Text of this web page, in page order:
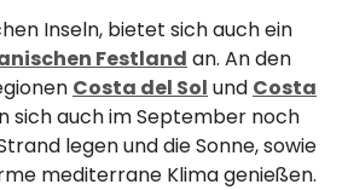
Inseln, bietet sich auch ein
Festland an. An den
Costa del Sol und Costa
sich auch im September noch
legen und die Sonne, sowie
mediterrane Klima genießen.